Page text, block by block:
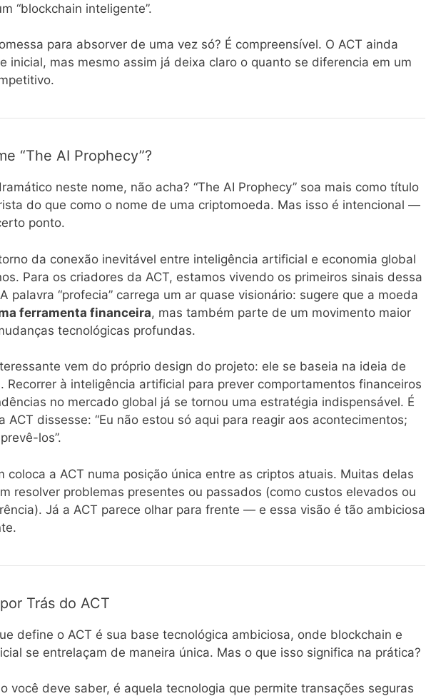
“blockchain inteligente”.
para absorver de uma vez só? É compreensível. O ACT ainda
inicial, mas mesmo assim já deixa claro o quanto se diferencia em um
“The AI Prophecy”?
neste nome, não acha? “The AI Prophecy” soa mais como título
do que como o nome de uma criptomoeda. Mas isso é intencional —
ponto.
da conexão inevitável entre inteligência artificial e economia global
Para os criadores da ACT, estamos vivendo os primeiros sinais dessa
palavra “profecia” carrega um ar quase visionário: sugere que a moeda
ferramenta financeira, mas também parte de um movimento maior
tecnológicas profundas.
vem do próprio design do projeto: ele se baseia na ideia de
Recorrer à inteligência artificial para prever comportamentos financeiros
no mercado global já se tornou uma estratégia indispensável. É
ACT dissesse: “Eu não estou só aqui para reagir aos acontecimentos;
los”.
coloca a ACT numa posição única entre as criptos atuais. Muitas delas
resolver problemas presentes ou passados (como custos elevados ou
Já a ACT parece olhar para frente — e essa visão é tão ambiciosa
Trás do ACT
define o ACT é sua base tecnológica ambiciosa, onde blockchain e
se entrelaçam de maneira única. Mas o que isso significa na prática?
você deve saber, é aquela tecnologia que permite transações seguras